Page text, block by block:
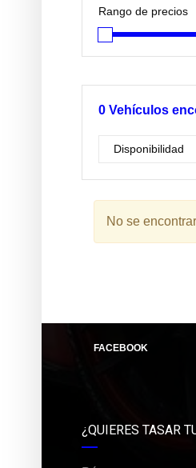
Rango de precios
0 Vehículos
Disponibilidad
No se
FACEBOOK
¿QUIERES TASAR